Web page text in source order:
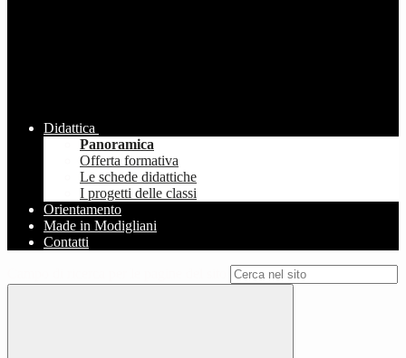
Didattica
Panoramica
Offerta formativa
Le schede didattiche
I progetti delle classi
Orientamento
Made in Modigliani
Contatti